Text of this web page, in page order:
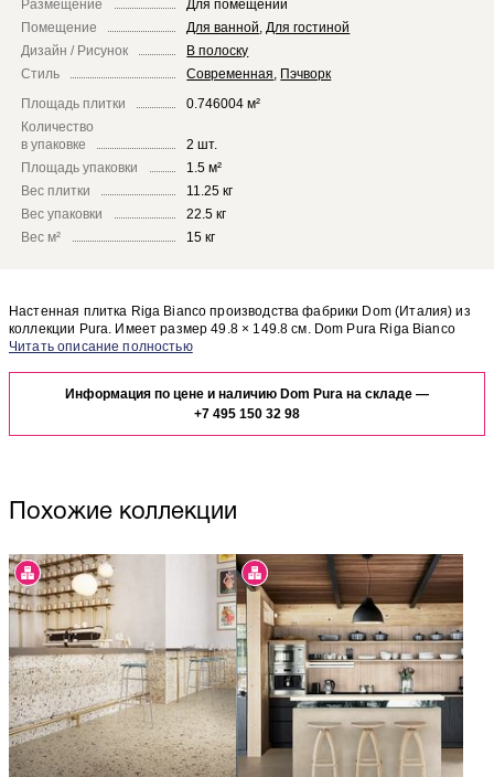
Размещение
Для помещений
Помещение
Для ванной Для гостиной
Дизайн / Рисунок
В полоску
Стиль
Современная Пэчворк
Площадь плитки
0.746004 м²
Количество
в упаковке
2 шт.
Площадь упаковки
1.5 м²
Вес плитки
11.25 кг
Вес упаковки
22.5 кг
Вес м²
15 кг
Настенная плитка Riga Bianco производства фабрики Dom (Италия) из
коллекции Pura. Имеет размер 49.8 × 149.8 см. Dom Pura Riga Bianco
отлично сочетается с другими элементами коллекции Pura.
отделке Вашего помещения, закажите бесплатный дизайн-проект с
использованием элементов коллекции Dom Pura.
Информация по цене и наличию Dom Pura на складе —
+7 495 150 32 98
Похожие коллекции